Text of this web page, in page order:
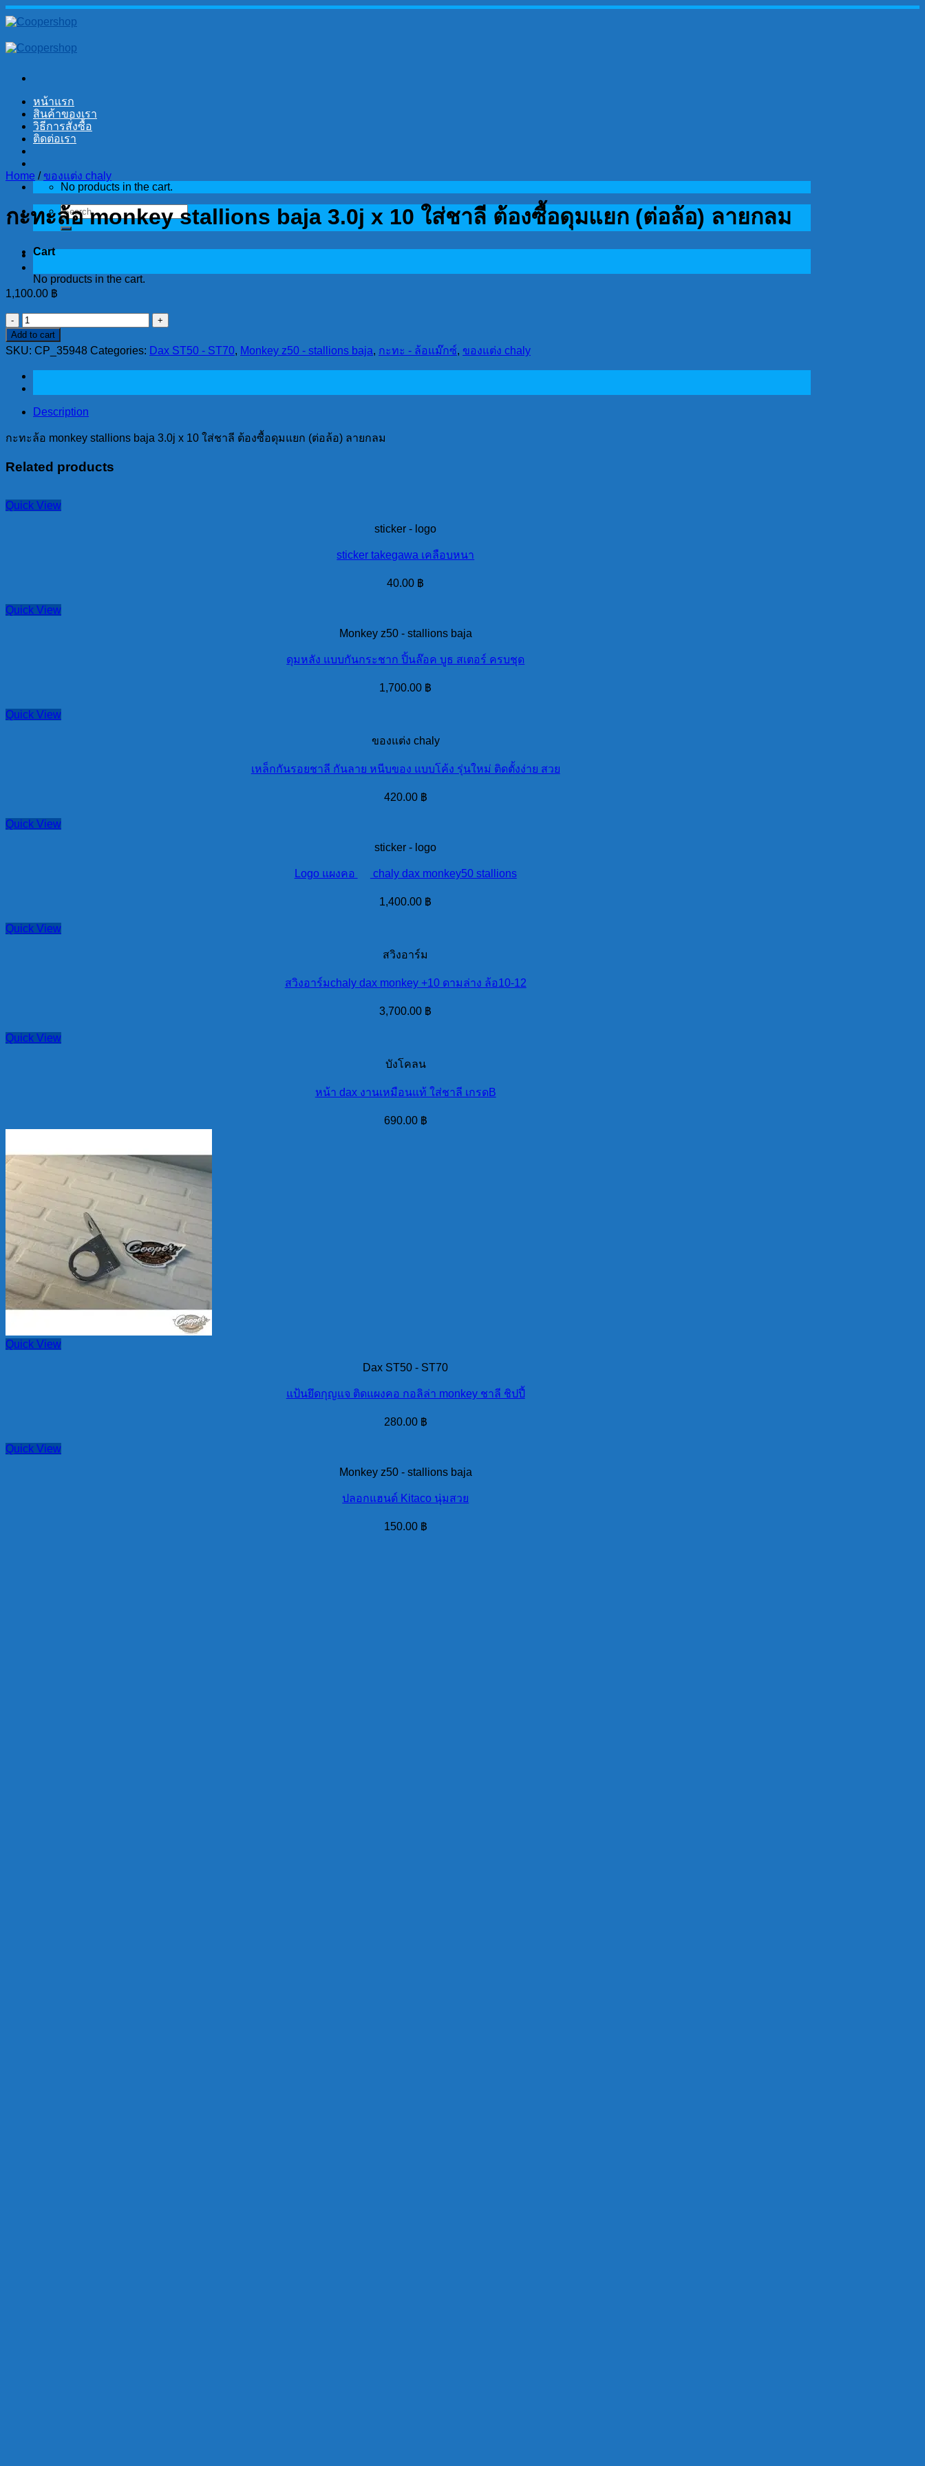
Skip
to
หน้าแรก
สินค้าของเรา
วิธีการสั่งซื้อ
ติดต่อเรา
No products in the cart.
Search
for:
Cart
No products in the cart.
Home / ของแต่ง chaly
กะทะล้อ monkey stallions baja 3.0j x 10 ใส่ชาลี ต้องซื้อดุมแยก (ต่อล้อ) ลายกลม
1,100.00 ฿
กะ
ทะ
ล้อ
monkey
stallions
baja
3.0j
ชาลี
ซื้อ
กลม
quantity
Add to cart
SKU: CP_35948 Categories: Dax ST50 - ST70, Monkey z50 - stallions baja, กะทะ - ล้อแม๊กซ์, ของแต่ง chaly
Description
กะทะล้อ monkey stallions baja 3.0j x 10 ใส่ชาลี ต้องซื้อดุมแยก (ต่อล้อ) ลายกลม
Related products
Quick View
sticker - logo
sticker takegawa เคลือบหนา
40.00 ฿
Quick View
Monkey z50 - stallions baja
ดุมหลัง แบบกันกระชาก ปิ้นล๊อค บูธ สเตอร์ ครบชุด
1,700.00 ฿
Quick View
ของแต่ง chaly
เหล็กกันรอยชาลี กันลาย หนีบของ แบบโค้ง รุ่นใหม่ ติดตั้งง่าย สวย
420.00 ฿
Quick View
sticker - logo
Logo แผงคอ chaly dax monkey50 stallions
1,400.00 ฿
Quick View
สวิงอาร์ม
สวิงอาร์มchaly dax monkey +10 ดามล่าง ล้อ10-12
3,700.00 ฿
Quick View
บังโคลน
หน้า dax งานเหมือนแท้ ใส่ชาลี เกรดB
690.00 ฿
Quick View
Dax ST50 - ST70
แป้นยึดกุญแจ ติดแผงคอ กอลิล่า monkey ชาลี ชิปปี้
280.00 ฿
Quick View
Monkey z50 - stallions baja
ปลอกแฮนด์ Kitaco นุ่มสวย
150.00 ฿